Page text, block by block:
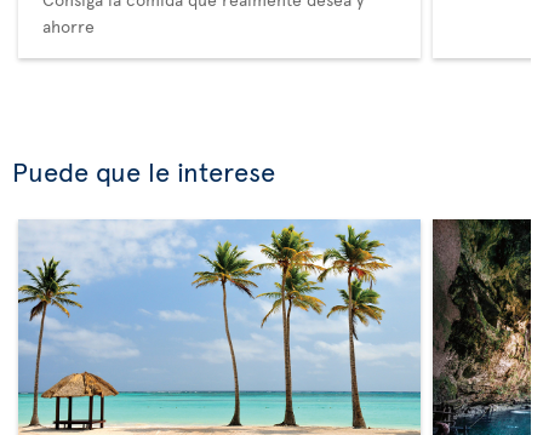
ahorre
Puede que le interese